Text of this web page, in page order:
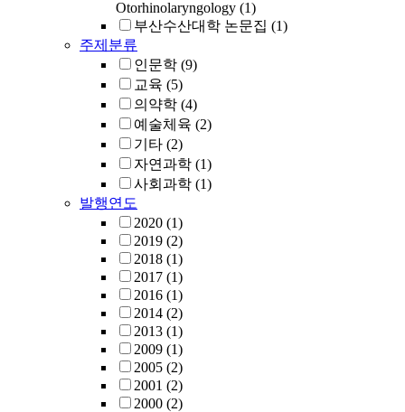
Otorhinolaryngology (1)
부산수산대학 논문집 (1)
주제분류
인문학 (9)
교육 (5)
의약학 (4)
예술체육 (2)
기타 (2)
자연과학 (1)
사회과학 (1)
발행연도
2020 (1)
2019 (2)
2018 (1)
2017 (1)
2016 (1)
2014 (2)
2013 (1)
2009 (1)
2005 (2)
2001 (2)
2000 (2)